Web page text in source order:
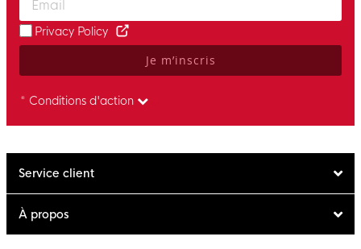
Privacy Policy
Je m’inscris
* Conditions d'action
Service client
À propos